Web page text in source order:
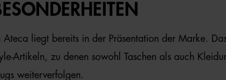
Ateca liegt bereits in der Präsentation der Marke.
Artikeln, zu denen sowohl Taschen als auch
weiterverfolgen.